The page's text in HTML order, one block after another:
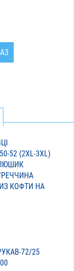
52 (2XL-3XL)
КОФТИ НА
72/25